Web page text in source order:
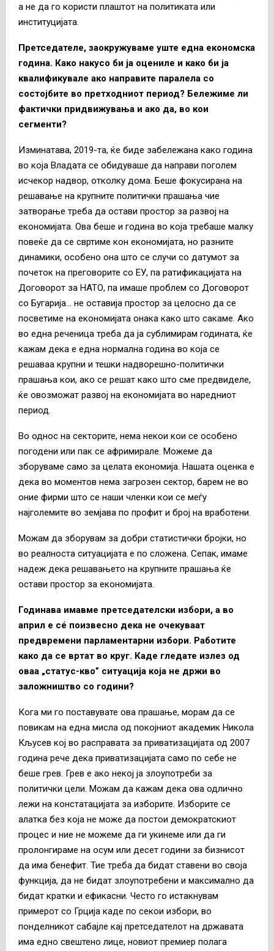
а не да го користи плаштот на политиката или
институцијата.
Претседателе, заокружуваме уште една економска
година. Како накусо би ја оцениле и како би ја
квалификувале ако направите паралела со
состојбите во претходниот период? Бележиме ли
фактички придвижувања и ако да, во кои
сегменти?
Изминатава, 2019-та, ќе биде забележана како година
во која Владата се обидуваше да направи поголем
исчекор надвор, отколку дома. Беше фокусирана на
решавање на крупните политички прашања чие
затворање треба да остави простор за развој на
економијата. Ова беше и година во која требаше малку
повеќе да се свртиме кон економијата, но разните
динамики, особено она што се случи со датумот за
почеток на преговорите со ЕУ, па ратификацијата на
Договорот за НАТО, па имаше проблем со Договорот
со Бугарија… не оставија простор за целосно да се
посветиме на економијата онака како што сакаме. Ако
во една реченица треба да ја сублимирам годината, ќе
кажам дека е една нормална година во која се
решаваа крупни и тешки надворешно-политички
прашања кои, ако се решат како што сме предвиделе,
ќе овозможат развој на економијата во наредниот
период.
Во однос на секторите, нема некои кои се особено
погодени или пак се афримирале. Можеме да
зборуваме само за целата економија. Нашата оценка е
дека во моментов нема загрозен сектор, барем не во
оние фирми што се наши членки кои се меѓу
најголемите во земјава по профит и број на вработени.
Можам да зборувам за добри статистички бројки, но
во реалноста ситуацијата е по сложена. Сепак, имаме
надеж дека решавањето на крупните прашања ќе
остави простор за економијата.
Годинава имавме претседателски избори, а во
април е сé поизвесно дека не очекуваат
предвремени парламентарни избори. Работите
како да се вртат во круг. Каде гледате излез од
оваа „статус-кво” ситуација која не држи во
заложништво со години?
Кога ми го поставувате ова прашање, морам да се
повикам на една мисла од покојниот академик Никола
Кљусев кој во расправата за приватизацијата од 2007
година рече дека приватизацијата само по себе не
беше грев. Грев е ако некој ја злоупотреби за
политички цели. Можам да кажам дека ова одлично
лежи на констатацијата за изборите. Изборите се
алатка без која не може да постои демократскиот
процес и ние не можеме да ги укинеме или да ги
пролонгираме на осум или десет години за бизнисот
да има бенефит. Тие треба да бидат ставени во своја
функција, да не бидат злоупотребени и максимално да
бидат кратки и ефикасни. Често го истакнувам
примерот со Грција каде по секои избори, во
понделникот сабајле кај претседателот на државата
има едно свештено лице, новиот премиер полага